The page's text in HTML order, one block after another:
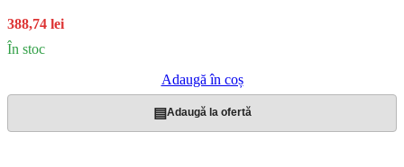
388,74 lei
În stoc
Adaugă în coș
▤Adaugă la ofertă